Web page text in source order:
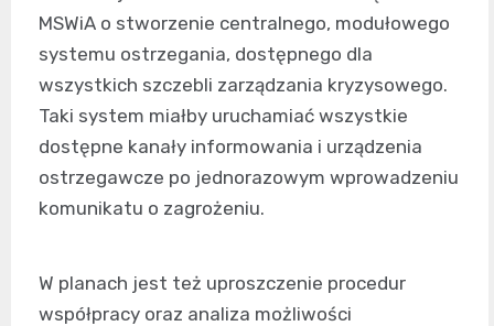
MSWiA o stworzenie centralnego, modułowego
systemu ostrzegania, dostępnego dla
wszystkich szczebli zarządzania kryzysowego.
Taki system miałby uruchamiać wszystkie
dostępne kanały informowania i urządzenia
ostrzegawcze po jednorazowym wprowadzeniu
komunikatu o zagrożeniu.
W planach jest też uproszczenie procedur
współpracy oraz analiza możliwości